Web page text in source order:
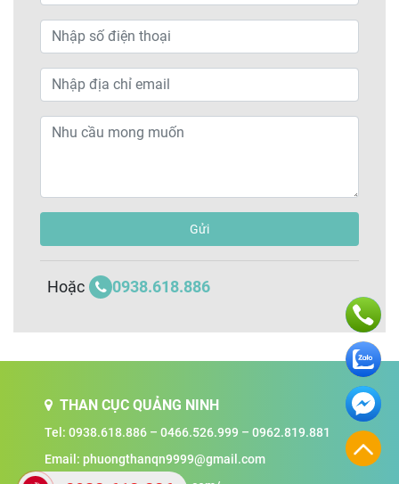
Gửi
Hoặc 0938.618.886
THAN CỤC QUẢNG NINH
Tel: 0938.618.886 – 0466.526.999 – 0962.819.881
Email: phuongthanqn9999@gmail.com